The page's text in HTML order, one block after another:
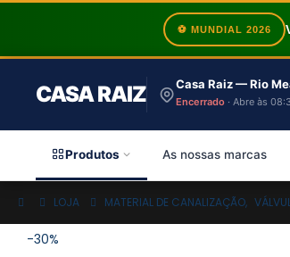
⚽ MUNDIAL 2026
CASA RAIZ Casa Raiz — Rio
Encerrado · Abre às
Produtos As nossas marcas
LOJA MATERIAL DE CANALIZAÇÃO,
-30%